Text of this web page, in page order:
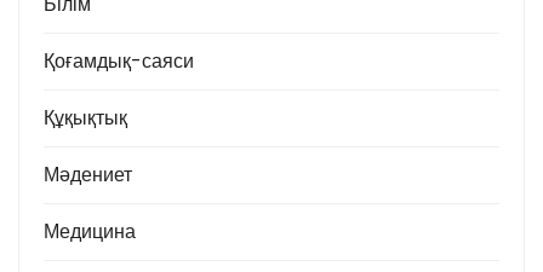
Қоғамдық-саяси
Құқықтық
Мәдениет
Медицина